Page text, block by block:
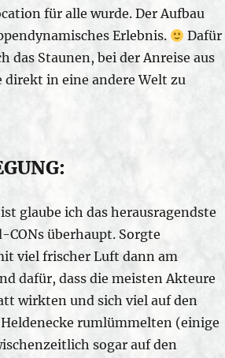
für alle wurde. Der Aufbau
Erlebnis.
Dafür
das Staunen, bei der Anreise aus
direkt in eine andere Welt zu
glaube ich das herausragendste
CONs überhaupt. Sorgte
viel frischer Luft dann am
dafür, dass die meisten Akteure
wirkten und sich viel auf den
rumlümmelten (einige
sogar auf den